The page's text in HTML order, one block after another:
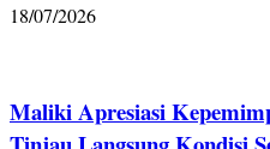
18/07/2026
Maliki Apresiasi